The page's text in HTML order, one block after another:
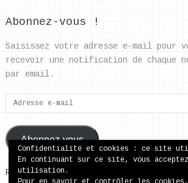
Abonnez-vous !
Saisissez votre adresse e-mail pour
recevoir une notification de chaque
par email.
Adresse
e-
mail
Abonnez-vous
Rejoignez les 37 autres abonnés
Confidentialité et cookies : ce site
En continuant sur ce site, vous
utilisation.